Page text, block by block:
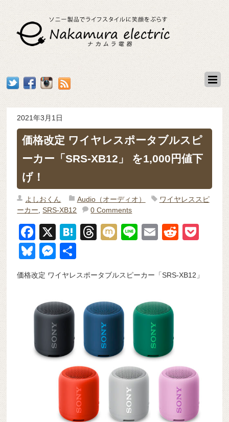
2021年3月1日
価格改定 ワイヤレスポータブルスピ
ーカー「SRS-XB12」 を1,000円値下
げ！
よしおくん Audio（オーディオ）
ワイヤレススピ
ーカー ,SRS-XB12 0 Comments
F
a
c
e
o
k
X
H
n
T
a
d
s
M
Li
E
R
di et
Bl
u
e
sk
y
M
e
ss
e
n
g
er
有
価格改定 ワイヤレスポータブルスピーカー「SRS-XB12」